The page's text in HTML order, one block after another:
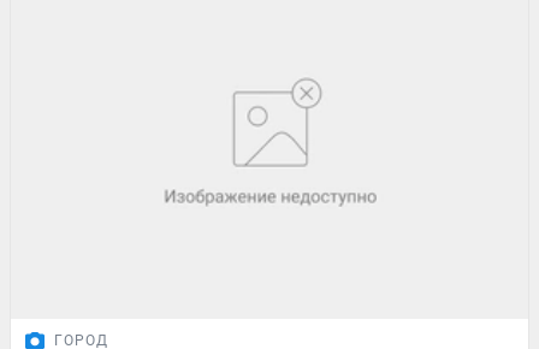
ГОРОД